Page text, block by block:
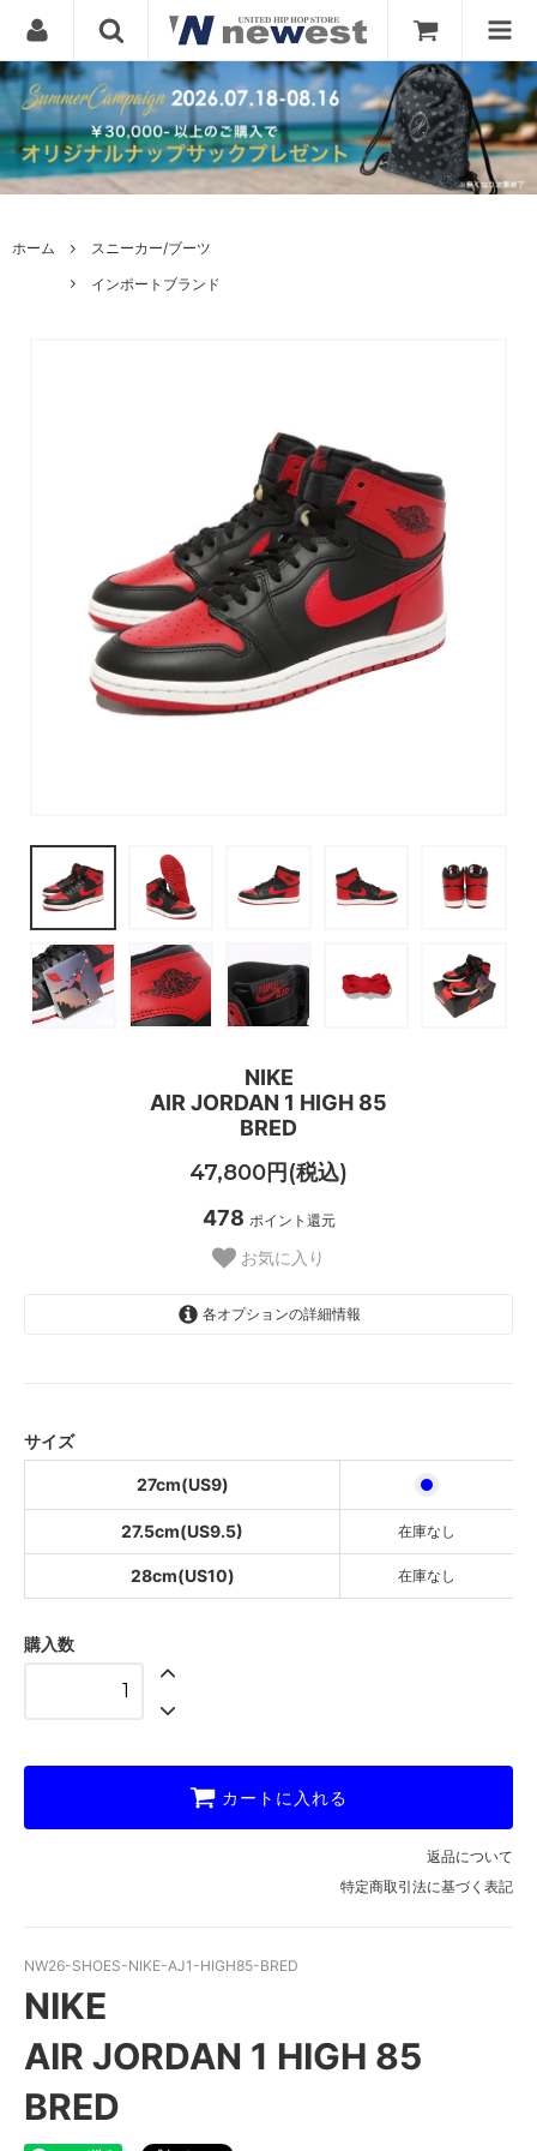
ホーム
スニーカー/ブーツ
インポートブランド
NIKE
AIR JORDAN 1 HIGH 85
BRED
47,800円(税込)
478 ポイント還元
お気に入り
各オプションの詳細情報
サイズ
27cm(US9)
27.5cm(US9.5) 在庫なし
28cm(US10) 在庫なし
購入数
カートに入れる
返品について
特定商取引法に基づく表記
NW26-SHOES-NIKE-AJ1-HIGH85-BRED
NIKE
AIR JORDAN 1 HIGH 85
BRED